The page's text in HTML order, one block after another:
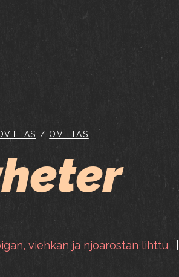
/ OVTTAS
viehkan ja njoarostan lihttu